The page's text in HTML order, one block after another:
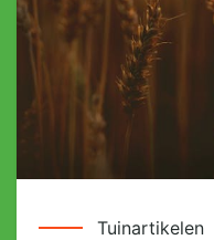
Tuinartikelen